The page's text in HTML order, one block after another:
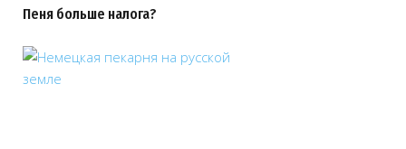
Пеня больше налога?